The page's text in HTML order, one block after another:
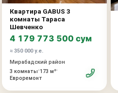
Квартира GABUS 3
комнаты Тараса
Шевченко
4 179 773 500 сум
≈ 350 000 у.е.
Мирабадский район
3 комнаты•173 м²•
Евроремонт